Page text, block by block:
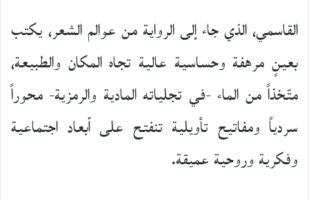
القاسمي، الذي جاء إلى الرواية من عوالم الشعر، يكتب
بعينٍ مرهفة وحساسية عالية تجاه المكان والطبيعة،
متّخذاً من الماء -في تجلياته المادية والرمزية- محوراً
سردياً ومفاتيح تأويلية تنفتح على أبعاد اجتماعية
وفكرية وروحية عميقة.